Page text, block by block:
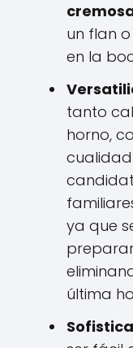
un flan
en la
tanto
horno,
cualidad
ya que
última